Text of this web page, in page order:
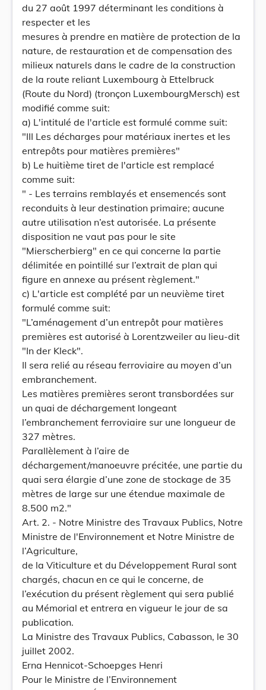
du 27 août 1997 déterminant les conditions à
respecter et les
mesures à prendre en matière de protection de la
nature, de restauration et de compensation des
milieux naturels dans le cadre de la construction
de la route reliant Luxembourg à Ettelbruck
(Route du Nord) (tronçon LuxembourgMersch) est
modifié comme suit:
a) L'intitulé de l'article est formulé comme suit:
"III Les décharges pour matériaux inertes et les
entrepôts pour matières premières"
b) Le huitième tiret de l'article est remplacé
comme suit:
" - Les terrains remblayés et ensemencés sont
reconduits à leur destination primaire; aucune
autre utilisation n’est autorisée. La présente
disposition ne vaut pas pour le site
"Mierscherbierg" en ce qui concerne la partie
délimitée en pointillé sur l’extrait de plan qui
figure en annexe au présent règlement."
c) L'article est complété par un neuvième tiret
formulé comme suit:
"L’aménagement d’un entrepôt pour matières
premières est autorisé à Lorentzweiler au lieu-dit
"In der Kleck".
Il sera relié au réseau ferroviaire au moyen d’un
embranchement.
Les matières premières seront transbordées sur
un quai de déchargement longeant
l’embranchement ferroviaire sur une longueur de
327 mètres.
Parallèlement à l’aire de
déchargement/manoeuvre précitée, une partie du
quai sera élargie d’une zone de stockage de 35
mètres de large sur une étendue maximale de
8.500 m2."
Art. 2. - Notre Ministre des Travaux Publics, Notre
Ministre de l'Environnement et Notre Ministre de
l’Agriculture,
de la Viticulture et du Développement Rural sont
chargés, chacun en ce qui le concerne, de
l’exécution du présent règlement qui sera publié
au Mémorial et entrera en vigueur le jour de sa
publication.
La Ministre des Travaux Publics, Cabasson, le 30
juillet 2002.
Erna Hennicot-Schoepges Henri
Pour le Ministre de l’Environnement